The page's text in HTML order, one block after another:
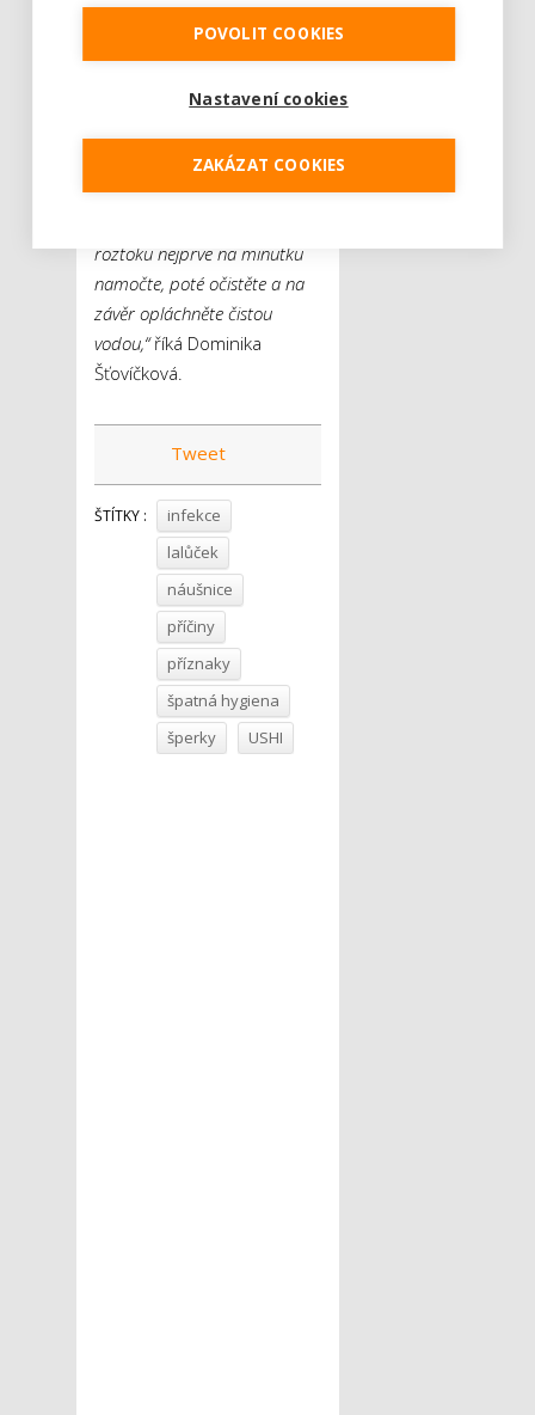
pot a maz, které pak
pokožku dráždí. Proto je
v uchu, ale také samotné
náušnice.„Ty je možné
pravidelně omývat jemným
hadříkem v teplé mýdlové či
roztoku nejprve na minutku
namočte, poté očistěte a na
závěr opláchněte čistou
vodou,“říká Dominika
Šťovíčková.
Tweet
ŠTÍTKY :
infekce
lalůček
náušnice
příčiny
příznaky
špatná hygiena
šperky
USHI
POVOLIT COOKIES
Nastavení cookies
ZAKÁZAT COOKIES